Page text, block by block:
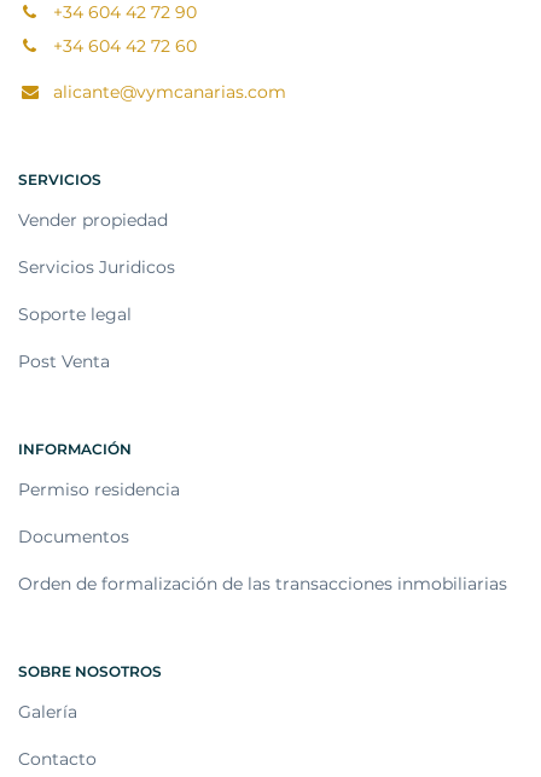
+34 604 42 72 90
+34 604 42 72 60
alicante@vymcanarias.com
SERVICIOS
Vender propiedad
Servicios Juridicos
Soporte legal
Post Venta
INFORMACIÓN
Permiso residencia
Documentos
Orden de formalización de las transacciones inmobiliarias
SOBRE NOSOTROS
Galería
Contacto